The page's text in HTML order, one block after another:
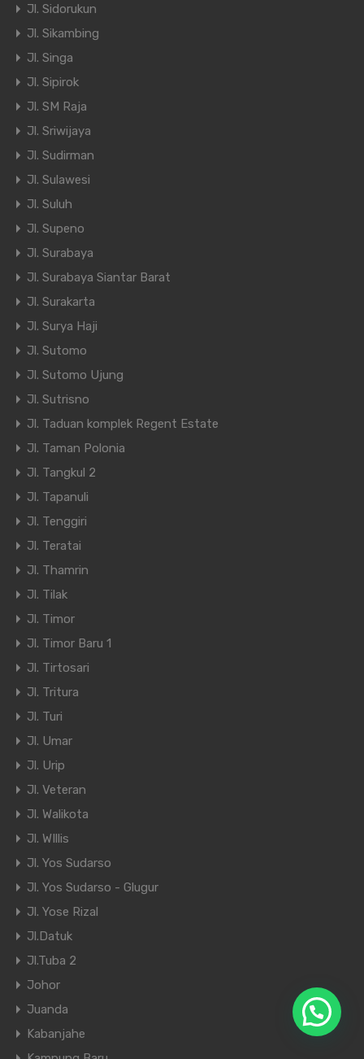
Jl. Sidorukun
Jl. Sikambing
Jl. Singa
Jl. Sipirok
Jl. SM Raja
Jl. Sriwijaya
Jl. Sudirman
Jl. Sulawesi
Jl. Suluh
Jl. Supeno
Jl. Surabaya
Jl. Surabaya Siantar Barat
Jl. Surakarta
Jl. Surya Haji
Jl. Sutomo
Jl. Sutomo Ujung
Jl. Sutrisno
Jl. Taduan komplek Regent Estate
Jl. Taman Polonia
Jl. Tangkul 2
Jl. Tapanuli
Jl. Tenggiri
Jl. Teratai
Jl. Thamrin
Jl. Tilak
Jl. Timor
Jl. Timor Baru 1
Jl. Tirtosari
Jl. Tritura
Jl. Turi
Jl. Umar
Jl. Urip
Jl. Veteran
Jl. Walikota
Jl. WIllis
Jl. Yos Sudarso
Jl. Yos Sudarso - Glugur
Jl. Yose Rizal
Jl.Datuk
Jl.Tuba 2
Johor
Juanda
Kabanjahe